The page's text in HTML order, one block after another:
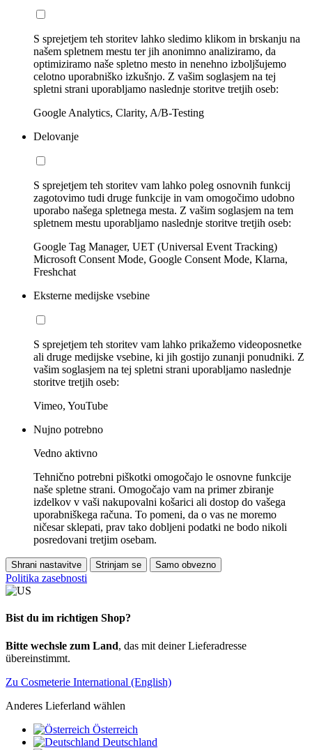
S sprejetjem teh storitev lahko sledimo klikom in brskanju na
našem spletnem mestu ter jih anonimno analiziramo, da
optimiziramo naše spletno mesto in nenehno izboljšujemo
celotno uporabniško izkušnjo. Z vašim soglasjem na tej
spletni strani uporabljamo naslednje storitve tretjih oseb:
Google Analytics, Clarity, A/B-Testing
Delovanje
S sprejetjem teh storitev vam lahko poleg osnovnih funkcij
zagotovimo tudi druge funkcije in vam omogočimo udobno
uporabo našega spletnega mesta. Z vašim soglasjem na tem
spletnem mestu uporabljamo naslednje storitve tretjih oseb:
Google Tag Manager, UET (Universal Event Tracking)
Microsoft Consent Mode, Google Consent Mode, Klarna,
Freshchat
Eksterne medijske vsebine
S sprejetjem teh storitev vam lahko prikažemo videoposnetke
ali druge medijske vsebine, ki jih gostijo zunanji ponudniki. Z
vašim soglasjem na tej spletni strani uporabljamo naslednje
storitve tretjih oseb:
Vimeo, YouTube
Nujno potrebno
Vedno aktivno
Tehnično potrebni piškotki omogočajo le osnovne funkcije
naše spletne strani. Omogočajo vam na primer zbiranje
izdelkov v vaši nakupovalni košarici ali dostop do vašega
uporabniškega računa. To pomeni, da o vas ne moremo
ničesar sklepati, prav tako dobljeni podatki ne bodo nikoli
posredovani tretjim osebam.
Shrani nastavitve Strinjam se Samo obvezno
Politika zasebnosti
Bist du im richtigen Shop?
Bitte wechsle zum Land, das mit deiner Lieferadresse
übereinstimmt.
Zu Cosmeterie International (English)
Anderes Lieferland wählen
Österreich
Deutschland